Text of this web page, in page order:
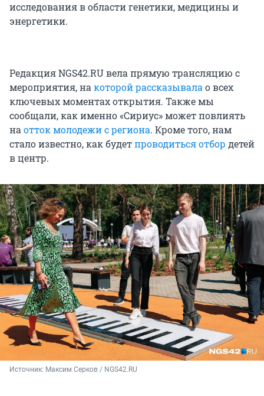
исследования в области генетики, медицины и
энергетики.
Редакция NGS42.RU вела прямую трансляцию с
мероприятия, накоторой рассказывалао всех
ключевых моментах открытия. Также мы
сообщали, как именно «Сириус» может повлиять
наотток молодежи с региона. Кроме того, нам
стало известно, как будетпроводиться отбор детей
в центр.
Источник: Максим Серков / NGS42.RU